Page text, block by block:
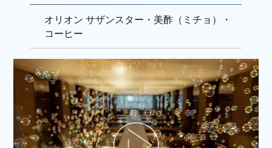
オリオン サザンスター・美酢（ミチョ）・
コーヒー